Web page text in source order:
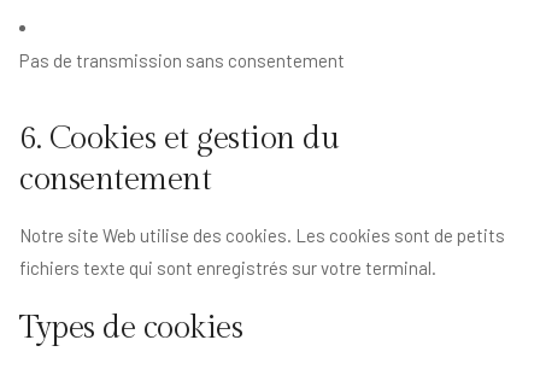
Pas de transmission sans consentement
6. Cookies et gestion du
consentement
Notre site Web utilise des cookies. Les cookies sont de petits
fichiers texte qui sont enregistrés sur votre terminal.
Types de cookies